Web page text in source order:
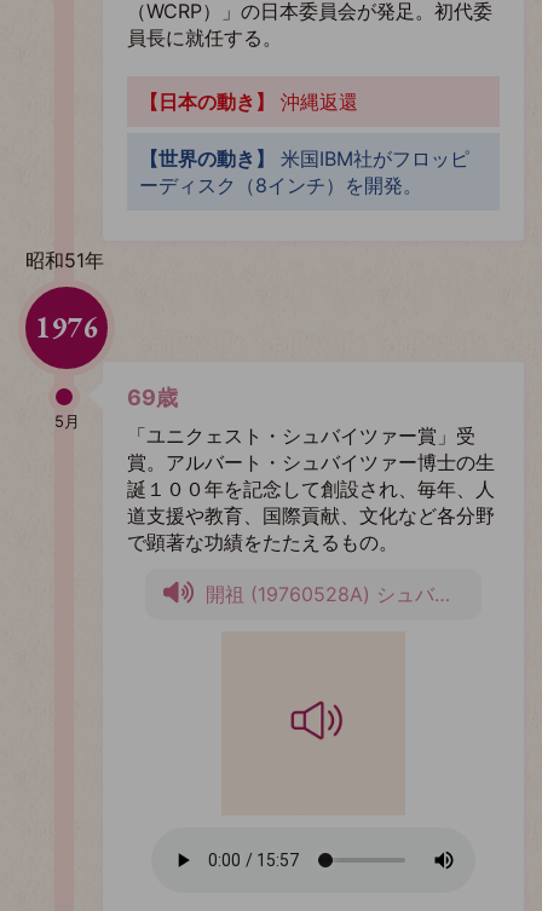
（WCRP）」の日本委員会が発足。初代委
員長に就任する。
【日本の動き】 沖縄返還
【世界の動き】
米国IBM社がフロッピ
ーディスク（8インチ）を開発。
昭和51年
1976
5月
69歳
「ユニクェスト・シュバイツァー賞」受
賞。アルバート・シュバイツァー博士の生
誕１００年を記念して創設され、毎年、人
道支援や教育、国際貢献、文化など各分野
で顕著な功績をたたえるもの。
開祖 (19760528A) シュバイツア賞受賞式